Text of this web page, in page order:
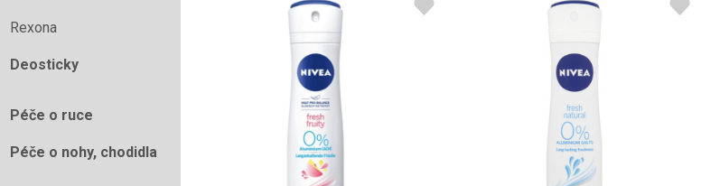
Rexona
Deosticky
Péče o ruce
Péče o nohy, chodidla